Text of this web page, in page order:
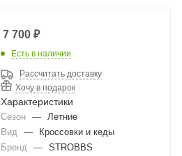
7 700₽
Есть в наличии
Рассчитать доставку
Хочу в подарок
Характеристики
Сезон —
Летние
Вид
—
Кроссовки и кеды
Бренд
—
STROBBS